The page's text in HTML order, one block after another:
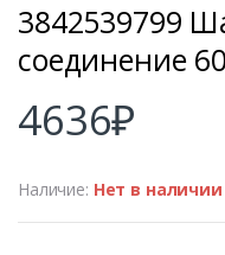
3842539799
соединение
4636₽
Наличие: Нет в наличии